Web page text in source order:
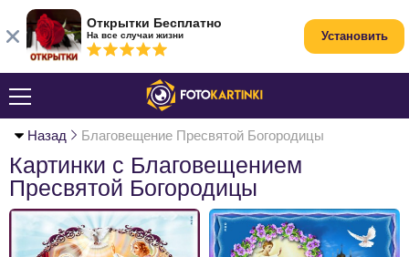
Назад Благовещение Пресвятой Богородицы
Картинки с Благовещением
Пресвятой Богородицы
Открытки Бесплатно
На все случаи жизни Установить